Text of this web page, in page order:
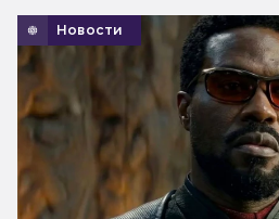
Новости